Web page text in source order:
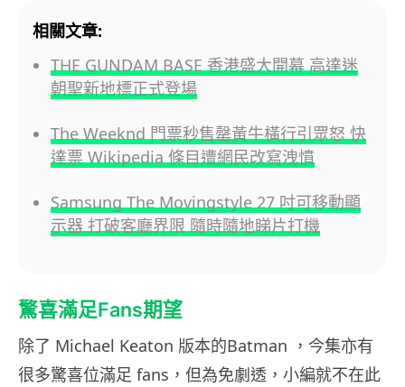
相關文章:
THE GUNDAM BASE 香港盛大開幕 高達迷
朝聖新地標正式登場
The Weeknd 門票秒售罄黃牛橫行引眾怒 快
達票 Wikipedia 條目遭網民改寫洩憤
Samsung The Movingstyle 27 吋可移動顯
示器 打破客廳界限 隨時隨地睇片打機
驚喜滿足Fans期望
除了 Michael Keaton 版本的Batman ，今集亦有
很多驚喜位滿足 fans，但為免劇透，小編就不在此